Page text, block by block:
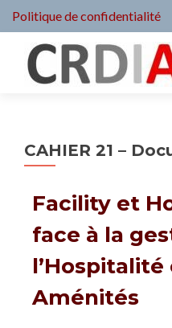
Politique de confidentialité
CAHIER 21 –
Facility et
face à la
l’Hospitalité
Aménités